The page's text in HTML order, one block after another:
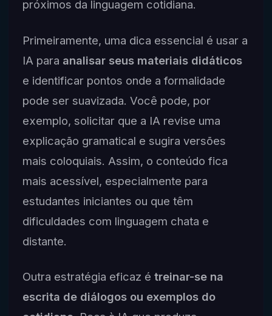
próximos da linguagem cotidiana.
Primeiramente, uma dica essencial é usar a
IA para analisar seus materiais didáticos
e identificar pontos onde a formalidade
pode ser suavizada. Você pode, por
exemplo, solicitar que a IA revise uma
explicação gramatical e sugira versões
mais coloquiais. Assim, o conteúdo fica
mais acessível, especialmente para
estudantes iniciantes ou que têm
dificuldades com linguagem chata e
distante.
Outra estratégia eficaz é treinar-se na
escrita de diálogos ou exemplos do